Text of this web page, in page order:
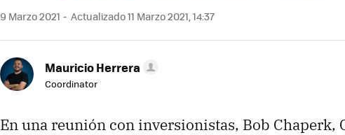
9 Marzo 2021 Actualizado 11 Marzo 2021, 14:37
Mauricio Herrera
Coordinator
En una reunión con inversionistas, Bob Chaperk,